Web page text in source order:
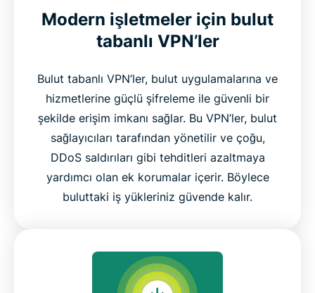
Modern işletmeler için bulut
tabanlı VPN’ler
Bulut tabanlı VPN’ler, bulut uygulamalarına ve
hizmetlerine güçlü şifreleme ile güvenli bir
şekilde erişim imkanı sağlar. Bu VPN’ler, bulut
sağlayıcıları tarafından yönetilir ve çoğu,
DDoS saldırıları gibi tehditleri azaltmaya
yardımcı olan ek korumalar içerir. Böylece
buluttaki iş yükleriniz güvende kalır.